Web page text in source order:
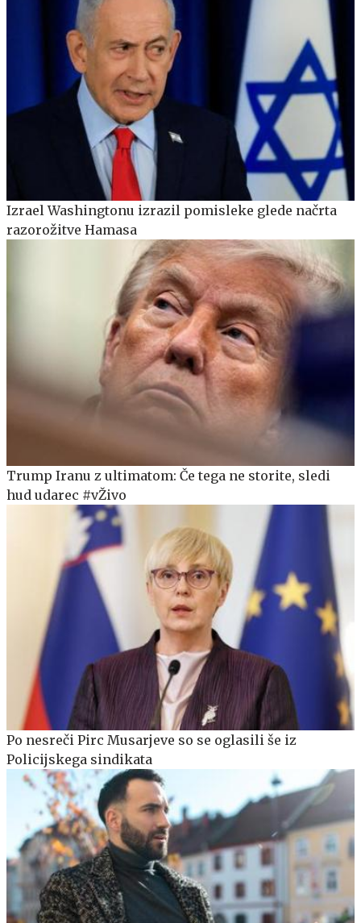
Izrael Washingtonu izrazil pomisleke glede načrta
razorožitve Hamasa
Trump Iranu z ultimatom: Če tega ne storite, sledi
hud udarec #vŽivo
Po nesreči Pirc Musarjeve so se oglasili še iz
Policijskega sindikata